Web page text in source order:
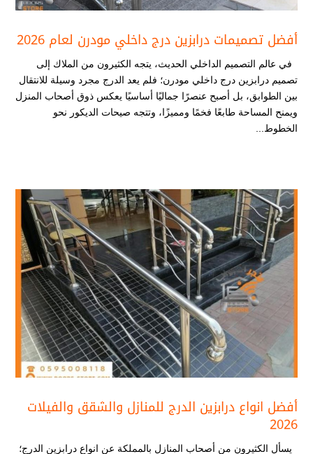
أفضل تصميمات درابزين درج داخلي مودرن​ لعام 2026
في عالم التصميم الداخلي الحديث، يتجه الكثيرون من الملاك إلى
تصميم درابزين درج داخلي مودرن​؛ فلم يعد الدرج مجرد وسيلة للانتقال
بين الطوابق، بل أصبح عنصرًا جماليًا أساسيًا يعكس ذوق أصحاب المنزل
ويمنح المساحة طابعًا فخمًا ومميزًا، وتتجه صيحات الديكور نحو
الخطوط...
أفضل انواع درابزين الدرج​ للمنازل والشقق والفيلات
2026
يسأل الكثيرون من أصحاب المنازل بالمملكة عن انواع درابزين الدرج​؛